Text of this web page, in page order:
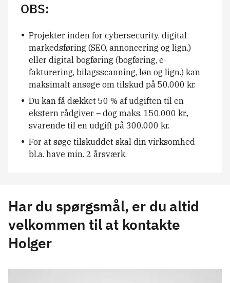
OBS:
Projekter inden for cybersecurity, digital
markedsføring (SEO, annoncering og lign.)
eller digital bogføring (bogføring, e-
fakturering, bilagsscanning, løn og lign.) kan
maksimalt ansøge om tilskud på 50.000 kr.
Du kan få dækket 50 % af udgiften til en
ekstern rådgiver – dog maks. 150.000 kr.,
svarende til en udgift på 300.000 kr.
For at søge tilskuddet skal din virksomhed
bl.a. have min. 2 årsværk.
Har du spørgsmål, er du altid
velkommen til at kontakte
Holger